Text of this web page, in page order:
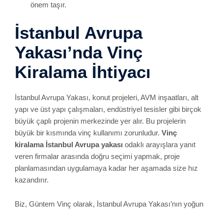
önem taşır.
İstanbul Avrupa
Yakası’nda Vinç
Kiralama İhtiyacı
İstanbul Avrupa Yakası, konut projeleri, AVM inşaatları, alt
yapı ve üst yapı çalışmaları, endüstriyel tesisler gibi birçok
büyük çaplı projenin merkezinde yer alır. Bu projelerin
büyük bir kısmında vinç kullanımı zorunludur. Vinç
kiralama İstanbul Avrupa yakası odaklı arayışlara yanıt
veren firmalar arasında doğru seçimi yapmak, proje
planlamasından uygulamaya kadar her aşamada size hız
kazandırır.
Biz, Güntem Vinç olarak, İstanbul Avrupa Yakası’nın yoğun